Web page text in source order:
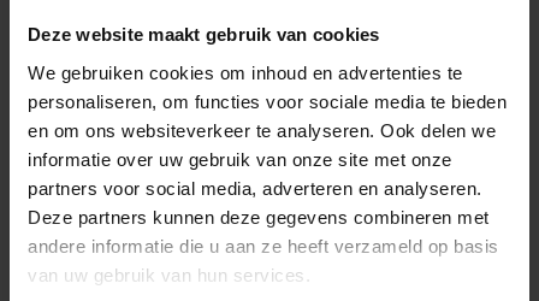
Deze website maakt gebruik van cookies
We gebruiken cookies om inhoud en advertenties te
personaliseren, om functies voor sociale media te bieden
en om ons websiteverkeer te analyseren. Ook delen we
informatie over uw gebruik van onze site met onze
partners voor social media, adverteren en analyseren.
Deze partners kunnen deze gegevens combineren met
andere informatie die u aan ze heeft verzameld op basis
van uw gebruik van hun services.